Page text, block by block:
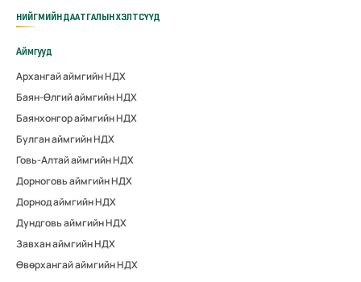
НИЙГМИЙН ДААТГАЛЫН ХЭЛТСҮҮД
Аймгууд
Архангай аймгийн НДХ
Баян-Өлгий аймгийн НДХ
Баянхонгор аймгийн НДХ
Булган аймгийн НДХ
Говь-Алтай аймгийн НДХ
Дорноговь аймгийн НДХ
Дорнод аймгийн НДХ
Дундговь аймгийн НДХ
Завхан аймгийн НДХ
Өвөрхангай аймгийн НДХ